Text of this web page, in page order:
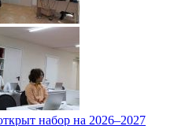
набор на 2026–2027